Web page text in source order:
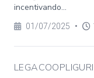
incentivando...
01/07/2025 •